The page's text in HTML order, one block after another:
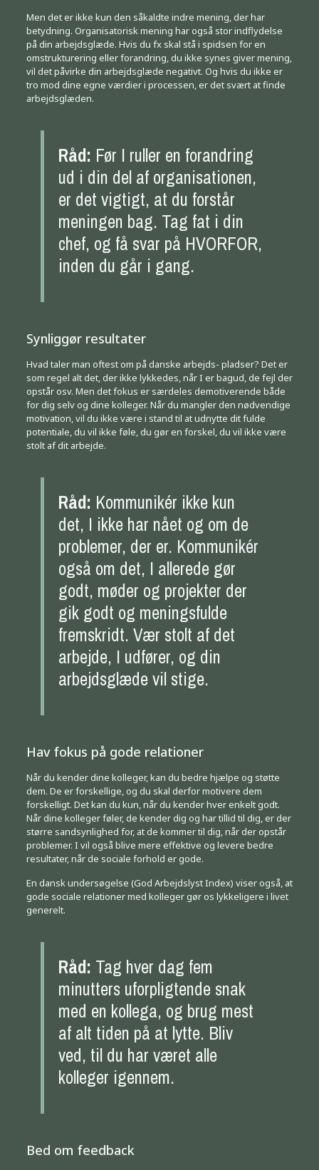
Men det er ikke kun den såkaldte indre mening, der har
betydning. Organisatorisk mening har også stor indflydelse
på din arbejdsglæde. Hvis du fx skal stå i spidsen for en
omstrukturering eller forandring, du ikke synes giver mening,
vil det påvirke din arbejdsglæde negativt. Og hvis du ikke er
tro mod dine egne værdier i processen, er det svært at finde
arbejdsglæden.
Råd: Før I ruller en forandring
ud i din del af organisationen,
er det vigtigt, at du forstår
meningen bag. Tag fat i din
chef, og få svar på HVORFOR,
inden du går i gang.
Synliggør resultater
Hvad taler man oftest om på danske arbejds- pladser? Det er
som regel alt det, der ikke lykkedes, når I er bagud, de fejl der
opstår osv. Men det fokus er særdeles demotiverende både
for dig selv og dine kolleger. Når du mangler den nødvendige
motivation, vil du ikke være i stand til at udnytte dit fulde
potentiale, du vil ikke føle, du gør en forskel, du vil ikke være
stolt af dit arbejde.
Råd: Kommunikér ikke kun
det, I ikke har nået og om de
problemer, der er. Kommunikér
også om det, I allerede gør
godt, møder og projekter der
gik godt og meningsfulde
fremskridt. Vær stolt af det
arbejde, I udfører, og din
arbejdsglæde vil stige.
Hav fokus på gode relationer
Når du kender dine kolleger, kan du bedre hjælpe og støtte
dem. De er forskellige, og du skal derfor motivere dem
forskelligt. Det kan du kun, når du kender hver enkelt godt.
Når dine kolleger føler, de kender dig og har tillid til dig, er der
større sandsynlighed for, at de kommer til dig, når der opstår
problemer. I vil også blive mere effektive og levere bedre
resultater, når de sociale forhold er gode.
En dansk undersøgelse (God Arbejdslyst Index) viser også, at
gode sociale relationer med kolleger gør os lykkeligere i livet
generelt.
Råd: Tag hver dag fem
minutters uforpligtende snak
med en kollega, og brug mest
af alt tiden på at lytte. Bliv
ved, til du har været alle
kolleger igennem.
Bed om feedback